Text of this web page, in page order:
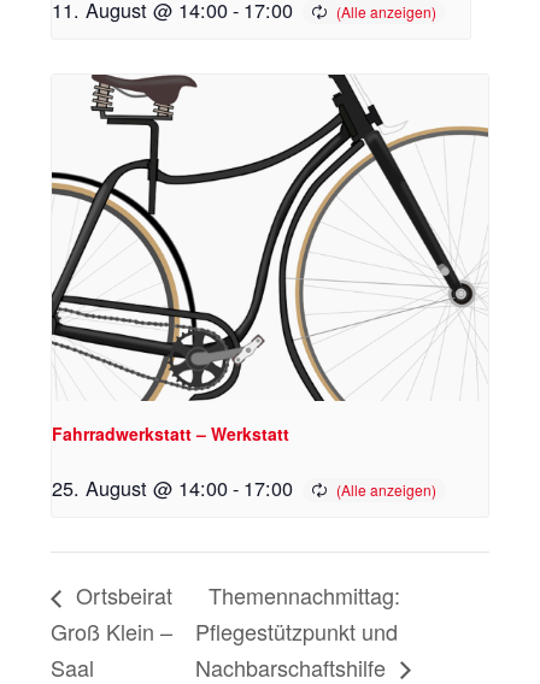
11. August @ 14:00- 17:00
Fahrradwerkstatt – Werkstatt
25. August @ 14:00- 17:00
Ortsbeirat
Groß Klein –
Saal
Themennachmittag:
Pflegestützpunkt und
Nachbarschaftshilfe